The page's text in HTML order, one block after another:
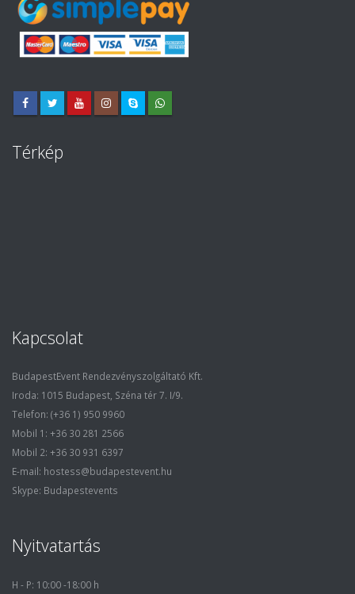
Térkép
Kapcsolat
BudapestEvent Rendezvényszolgáltató Kft.
Iroda: 1015 Budapest, Széna tér 7. I/9.
Telefon: (+36 1) 950 9960
Mobil 1: +36 30 281 2566
Mobil 2: +36 30 931 6397
E-mail: hostess@budapestevent.hu
Skype: Budapestevents
Nyitvatartás
H - P: 10:00 -18:00 h